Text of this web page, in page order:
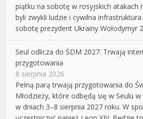
piątku na sobotę w rosyjskich atakach
byli zwykli ludzie i cywilna
sobotę prezydent Ukrainy Wołodymyr
Seul odlicza do ŚDM 2027. Trwają
przygotowania
8 sierpnia 2026
Pełną parą trwają przygotowania do
Młodzieży, które odbędą się w Seulu
w dniach 3–8 sierpnia 2027 roku. W